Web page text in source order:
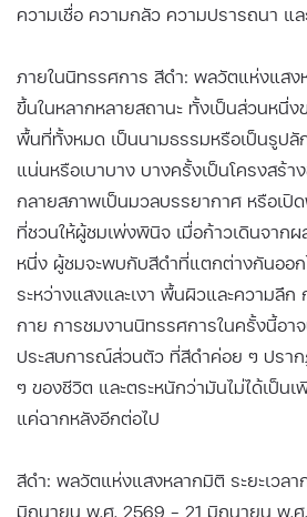
ความเชื่อ ความกลัว ความปรารถนา แ
ภายในนิทรรศการ สีดำ: พลวัตแห่งแสง
ขึ้นในหลากหลายสถานะ ทั้งเป็นส่วนหนึ่
พื้นที่ทั้งหมด เป็นนามธรรมหรือเป็นรูป
แน่นหรือเบาบาง บางครั้งเป็นโครงสร้
กลายสภาพเป็นมวลบรรยากาศ หรือเปิ
ที่ชวนให้ผู้ชมเพ่งพินิจ เมื่อก้าวเดินจาก
หนึ่ง ผู้ชมจะพบกับสีดำที่แตกต่างกันออ
ระหว่างแสงและเงา พื้นผิวและความลึก
กาย การชมงานนิทรรศการในครั้งนี้อา
ประสบการณ์ส่วนตัว ที่สีดำค่อย ๆ ปรา
ๆ ของชีวิต และตระหนักว่ามันไม่ได้เป็น
แค่ฉากหลังอีกต่อไป
สีดำ: พลวัตแห่งแสงหลากมิติ ระยะเวล
มิถุนายน พ.ศ. 2569 - 21 มิถุนายน พ.ศ